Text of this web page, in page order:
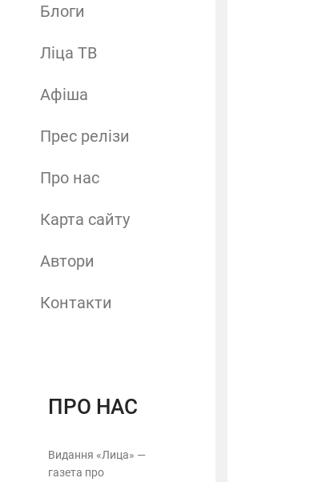
Блоги
Ліца ТВ
Афіша
Прес релізи
Про нас
Карта сайту
Автори
Контакти
ПРО НАС
Видання «Лица» —
газета про